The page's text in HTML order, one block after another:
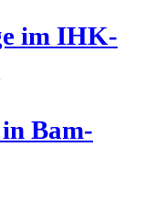
im IHK-
in Bam­